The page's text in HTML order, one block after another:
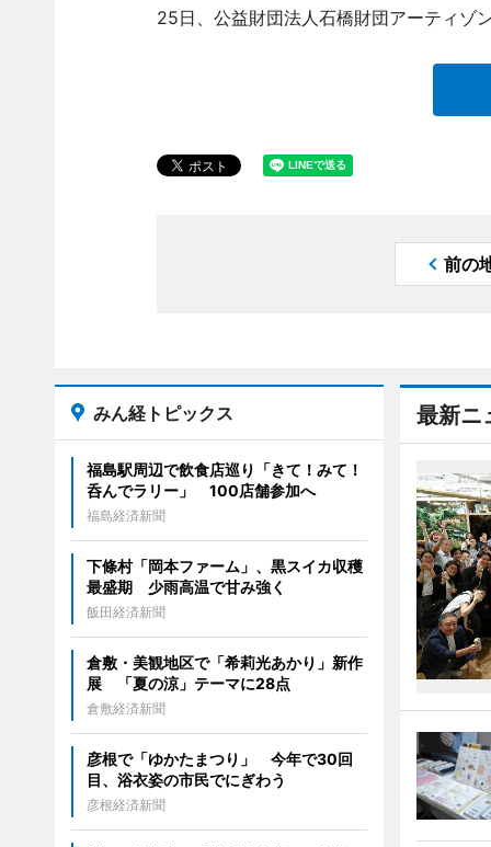
25日、公益財団法人石橋財団アーティゾ
前の
最新ニ
みん経トピックス
福島駅周辺で飲食店巡り「きて！みて！
呑んでラリー」 100店舗参加へ
福島経済新聞
下條村「岡本ファーム」、黒スイカ収穫
最盛期 少雨高温で甘み強く
飯田経済新聞
倉敷・美観地区で「希莉光あかり」新作
展 「夏の涼」テーマに28点
倉敷経済新聞
彦根で「ゆかたまつり」 今年で30回
目、浴衣姿の市民でにぎわう
彦根経済新聞